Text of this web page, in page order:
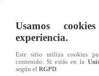
Con el objetivo de
Usamos
experiencia.
Este sitio utiliza cookies
contenido. Si estás en la
según el RGPD.